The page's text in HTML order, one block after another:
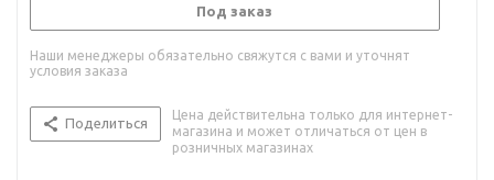
Под заказ
Наши менеджеры обязательно свяжутся с вами и уточнят
условия заказа
Поделиться
Цена действительна только для интернет-
магазина и может отличаться от цен в
розничных магазинах